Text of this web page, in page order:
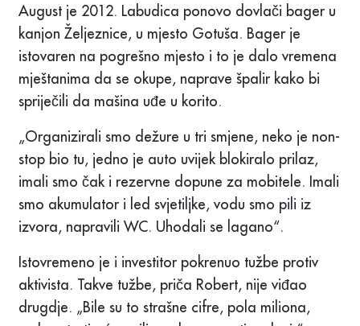
August je 2012. Labudica ponovo dovlači bager u
kanjon Željeznice, u mjesto Gotuša. Bager je
istovaren na pogrešno mjesto i to je dalo vremena
mještanima da se okupe, naprave špalir kako bi
spriječili da mašina uđe u korito.
„Organizirali smo dežure u tri smjene, neko je non-
stop bio tu, jedno je auto uvijek blokiralo prilaz,
imali smo čak i rezervne dopune za mobitele. Imali
smo akumulator i led svjetiljke, vodu smo pili iz
izvora, napravili WC. Uhodali se lagano“.
Istovremeno je i investitor pokrenuo tužbe protiv
aktivista. Takve tužbe, priča Robert, nije viđao
drugdje. „Bile su to strašne cifre, pola miliona,